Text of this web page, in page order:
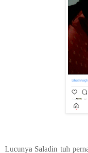
Lucunya Saladin tuh